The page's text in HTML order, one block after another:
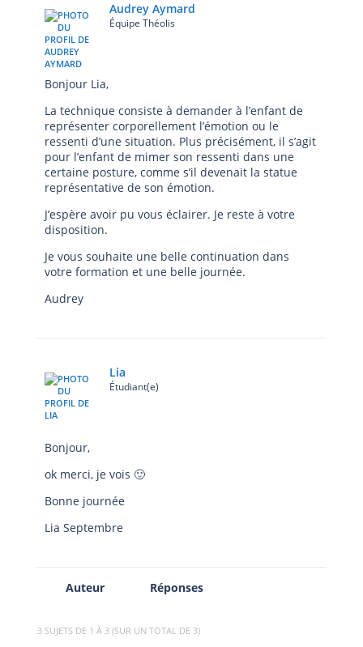
Audrey Aymard
Équipe Théolis
Bonjour Lia,
La technique consiste à demander à l’enfant de
représenter corporellement l’émotion ou le
ressenti d’une situation. Plus précisément, il s’agit
pour l’enfant de mimer son ressenti dans une
certaine posture, comme s’il devenait la statue
représentative de son émotion.
J’espère avoir pu vous éclairer. Je reste à votre
disposition.
Je vous souhaite une belle continuation dans
votre formation et une belle journée.
Audrey
Lia
Étudiant(e)
Bonjour,
ok merci, je vois 🙂
Bonne journée
Lia Septembre
Auteur Réponses
3 SUJETS DE 1 À 3 (SUR UN TOTAL DE 3)